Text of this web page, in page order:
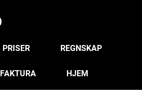
PRISER REGNSKAP
FAKTURA HJEM